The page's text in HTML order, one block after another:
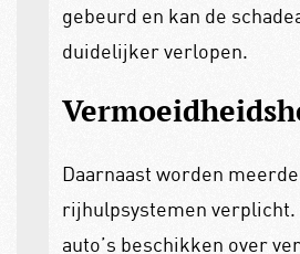
gebeurd en kan de
duidelijker verlopen.
Daarnaast worden
rijhulpsystemen verplicht.
auto’s beschikken over